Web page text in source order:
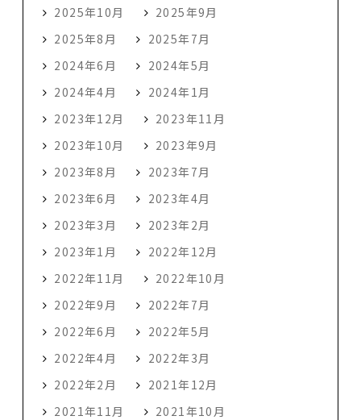
2025年10月
2025年9月
2025年8月
2025年7月
2024年6月
2024年5月
2024年4月
2024年1月
2023年12月
2023年11月
2023年10月
2023年9月
2023年8月
2023年7月
2023年6月
2023年4月
2023年3月
2023年2月
2023年1月
2022年12月
2022年11月
2022年10月
2022年9月
2022年7月
2022年6月
2022年5月
2022年4月
2022年3月
2022年2月
2021年12月
2021年11月
2021年10月